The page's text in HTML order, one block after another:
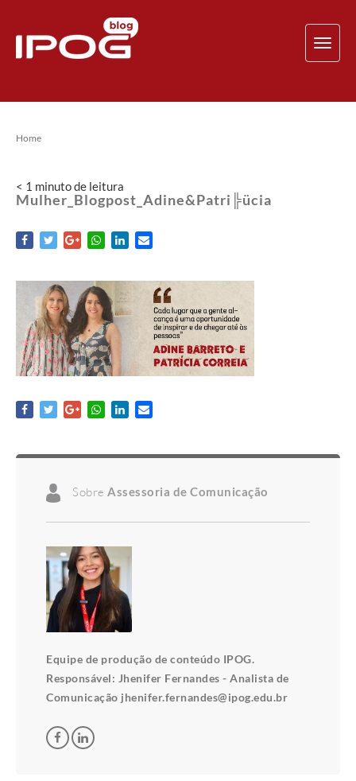
Home
< 1 minutode leitura
Mulher_Blogpost_Adine&Patri╠ücia
Sobre Assessoria de Comunicação
Equipe de produção de conteúdo IPOG.
Responsável: Jhenifer Fernandes - Analista de
Comunicação jhenifer.fernandes@ipog.edu.br